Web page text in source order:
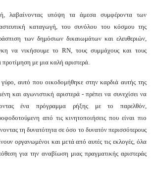
λαβαίνοντας υπόψη τα άμεσα συμφέροντα των
καταγωγή, του συνόλου του κόσμου της
των δημόσιων δικαιωμάτων και ελευθεριών,
να νικήσουμε το RN, τους συμμάχους και τους
προτίμηση με μια καλή αριστερά.
αυτό που οικοδομήθηκε στην καρδιά αυτής της
και αγωνιστική αριστερά - πρέπει να συνεχίσει να
ένα πρόγραμμα ρήξης με το παρελθόν,
από τις κινητοποιήσεις που είναι πιο
τη δυνατότητα σε όσο το δυνατόν περισσότερους
οργανωμένοι και μετά από αυτές τις εκλογές, όλα
για την αναβίωση μιας πραγματικής αριστεράς